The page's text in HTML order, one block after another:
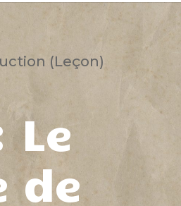
(Leçon)
Le
de